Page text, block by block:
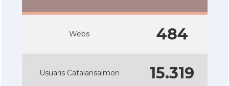
Webs 484
Usuaris Catalansalmon 15.319